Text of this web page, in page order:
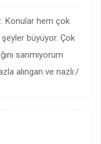
Konular hem çok
büyüyor. Çok
sanmıyorum
alıngan ve nazlı:/